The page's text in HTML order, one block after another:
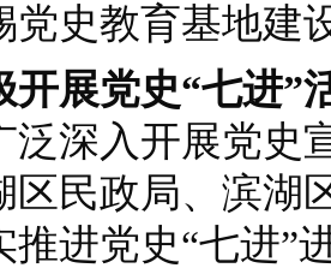
党史教育基地建
开展党史“七进”
泛深入开展党史
区民政局、滨湖
推进党史“七进”